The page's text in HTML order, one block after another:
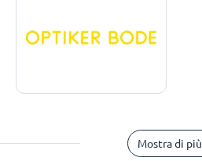
Mostra di più